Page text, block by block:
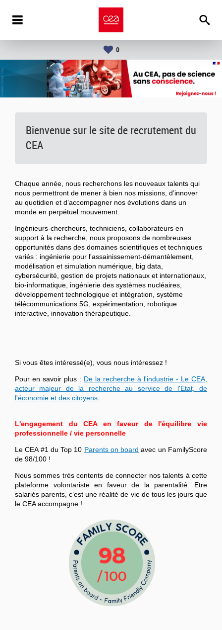
0
Bienvenue sur le site de recrutement du
CEA
Chaque année, nous recherchons les nouveaux talents qui
nous permettront de mener à bien nos missions, d’innover
au quotidien et d’accompagner nos évolutions dans un
monde en perpétuel mouvement.
Ingénieurs-chercheurs, techniciens, collaborateurs en
support à la recherche, nous proposons de nombreuses
opportunités dans des domaines scientifiques et techniques
variés : ingénierie pour l'assainissement-démantèlement,
modélisation et simulation numérique, big data,
cybersécurité, gestion de projets nationaux et internationaux,
bio-informatique, ingénierie des systèmes nucléaires,
développement technologique et intégration, système
télécommunications 5G, expérimentation, robotique
interactive, innovation thérapeutique.
Si vous êtes intéressé(e), vous nous intéressez !
Pour en savoir plus : De la recherche à l'industrie - Le CEA,
acteur majeur de la recherche au service de l'Etat, de
l'économie et des citoyens
L'engagement du CEA en faveur de l'équilibre vie
professionnelle / vie personnelle
Le CEA #1 du Top 10 Parents on board avec un FamilyScore
de 98/100 !
Nous sommes très contents de connecter nos talents à cette
plateforme volontariste en faveur de la parentalité. Etre
salariés parents, c’est une réalité de vie de tous les jours que
le CEA accompagne !